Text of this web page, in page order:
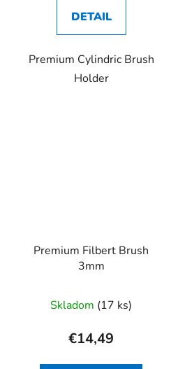
DETAIL
Premium Cylindric Brush
Holder
Premium Filbert Brush
3mm
Skladom (17 ks)
€14,49